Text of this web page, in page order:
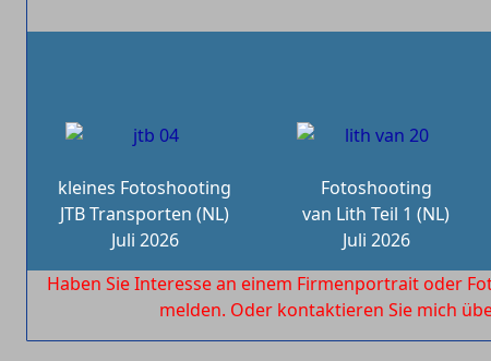
kleines Fotoshooting
JTB Transporten (NL)
Juli 2026
Fotoshooting
van Lith Teil 1 (NL)
Juli 2026
Haben Sie Interesse an einem Firmenportrait oder
melden. Oder kontaktieren Sie mich